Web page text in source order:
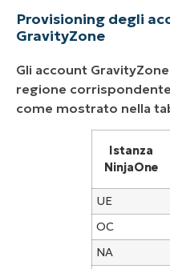
Provisioning degli
GravityZone
Gli account
regione
come mostrato nella
Istanza
NinjaOne
UE
OC
NA